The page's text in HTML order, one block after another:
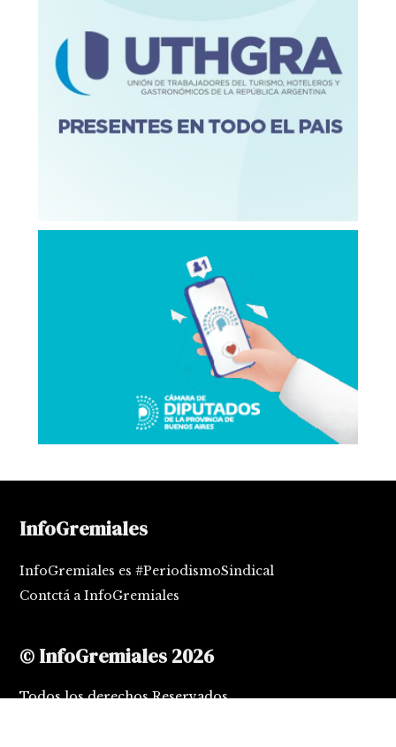
InfoGremiales
InfoGremiales es #PeriodismoSindical
Contctá a InfoGremiales
© InfoGremiales 2026
Todos los derechos Reservados